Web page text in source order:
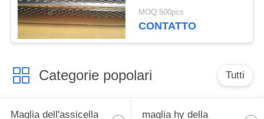
Bead Strong
MOQ:500pcs
CONTATTO
Categorie popolari Tutti
Maglia dell'assicella
maglia hy della